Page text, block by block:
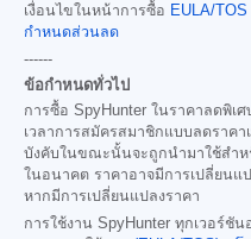
เงื่อนไขในหน้าการซื้อ EULA/TOS
กำหนดส่วนลด
------
ข้อกำหนดทั่วไป
การซื้อ SpyHunter ในราคาลดพิเ
เวลาการสมัครสมาชิกแบบลดราค
บังคับในขณะนั้นจะถูกนำมาใช้สำ
ในอนาคต ราคาอาจมีการเปลี่ยนแ
หากมีการเปลี่ยนแปลงราคา
การใช้งาน SpyHunter ทุกเวอร์ชั